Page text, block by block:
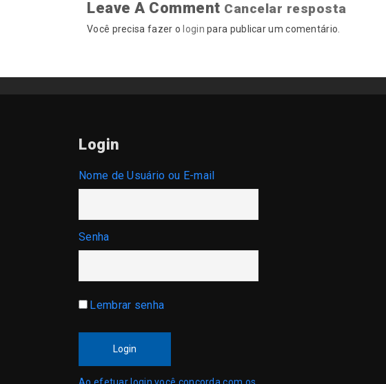
Leave A Comment Cancelar resposta
Você precisa fazer o login para publicar um comentário.
Login
Nome de Usuário ou E-mail
Senha
Lembrar senha
Login